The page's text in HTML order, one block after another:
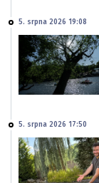
5. srpna 2026 19:08
5. srpna 2026 17:50